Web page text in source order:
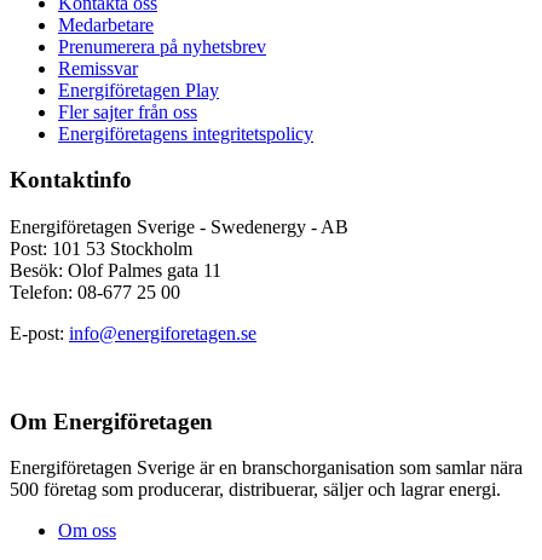
Medarbetare
Prenumerera på nyhetsbrev
Remissvar
Energiföretagen Play
Fler sajter från oss
Energiföretagens integritetspolicy
Kontaktinfo
Energiföretagen Sverige - Swedenergy - AB
Post: 101 53 Stockholm
Besök: Olof Palmes gata 11
Telefon: 08-677 25 00
E-post: info@energiforetagen.se
Om Energiföretagen
Energiföretagen Sverige är en branschorganisation som samlar nära
500 företag som producerar, distribuerar, säljer och lagrar energi.
Om oss